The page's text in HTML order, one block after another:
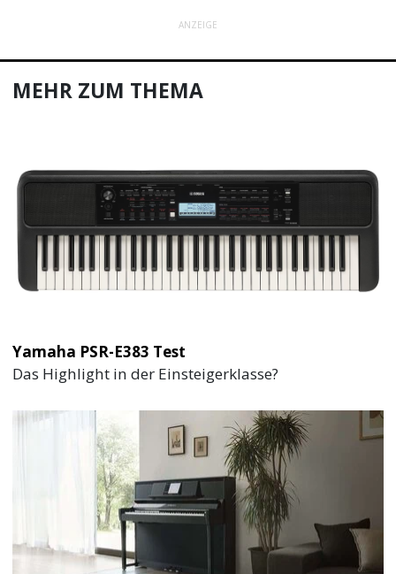
ANZEIGE
MEHR ZUM THEMA
Yamaha PSR-E383 Test
Das Highlight in der Einsteigerklasse?